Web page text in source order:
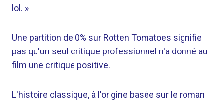
lol. »
Une partition de 0% sur Rotten Tomatoes signifie
pas qu'un seul critique professionnel n'a donné au
film une critique positive.
L'histoire classique, à l'origine basée sur le roman